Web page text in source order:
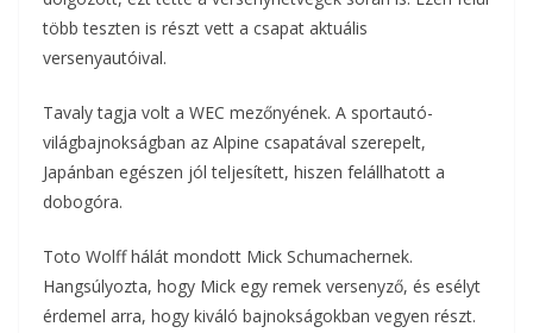
több teszten is részt vett a csapat aktuális
versenyautóival.
Tavaly tagja volt a WEC mezőnyének. A sportautó-
világbajnokságban az Alpine csapatával szerepelt,
Japánban egészen jól teljesített, hiszen felállhatott a
dobogóra.
Toto Wolff hálát mondott Mick Schumachernek.
Hangsúlyozta, hogy Mick egy remek versenyző, és esélyt
érdemel arra, hogy kiváló bajnokságokban vegyen részt.